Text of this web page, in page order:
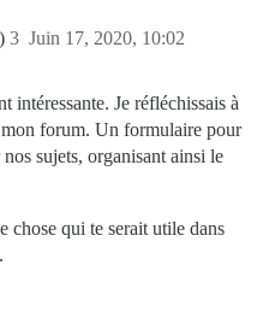
Juin 17, 2020, 10:02
3
intéressante. Je réfléchissais à
forum. Un formulaire pour
sujets, organisant ainsi le
chose qui te serait utile dans